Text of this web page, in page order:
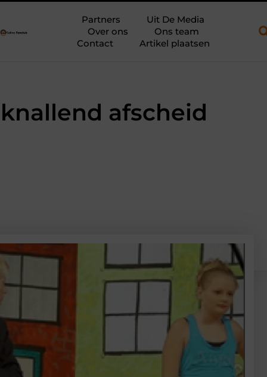
Partners
Uit De Media
Over ons
Ons team
Contact
Artikel plaatsen
afscheid